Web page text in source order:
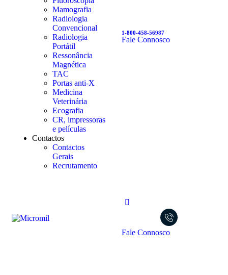
Mamografia
Radiologia
Convencional
Radiologia
Portátil
Ressonância
Magnética
TAC
Portas anti-X
Medicina
Veterinária
Ecografia
CR, impressoras
e películas
Contactos
Contactos
Gerais
Recrutamento
1-800-458-56987
Fale Connosco
Fale Connosco